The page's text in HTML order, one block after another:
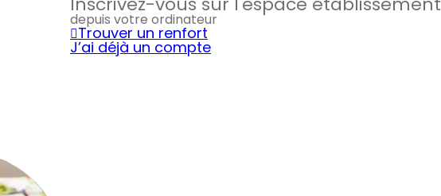
depuis votre ordinateur
Trouver un renfort
J’ai déjà un compte